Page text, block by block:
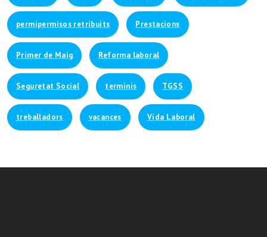
permipermisos retribuits Prestacions
Primer de Maig Reforma laboral
Seguretat Social terminis TGSS
treballadors vacances Vida Laboral